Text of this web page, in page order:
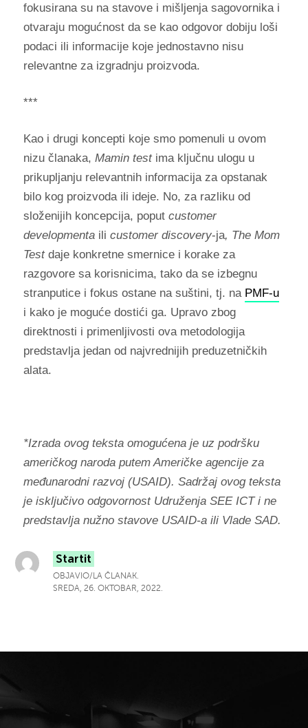
fokusirana su na stavove i mišljenja sagovornika i
otvaraju mogućnost da se kao odgovor dobiju loši
podaci ili informacije koje jednostavno nisu
relevantne za izgradnju proizvoda.
***
Kao i drugi koncepti koje smo pomenuli u ovom
nizu članaka, Mamin testima ključnu ulogu u
prikupljanju relevantnih informacija za opstanak
bilo kog proizvoda ili ideje. No, za razliku od
složenijih koncepcija, poput customer
developmentaili customer discovery-ja, The Mom
Testdaje konkretne smernice i korake za
razgovore sa korisnicima, tako da se izbegnu
stranputice i fokus ostane na suštini, tj. na PMF-u
i kako je moguće dostići ga. Upravo zbog
direktnosti i primenljivosti ova metodologija
predstavlja jedan od najvrednijih preduzetničkih
alata.
*Izrada ovog teksta omogućena je uz podršku
američkog naroda putem Američke agencije za
međunarodni razvoj (USAID). Sadržaj ovog teksta
je isključivo odgovornost Udruženja SEE ICT i ne
predstavlja nužno stavove USAID-a ili Vlade SAD.
Startit
OBJAVIO/LA ČLANAK.
SREDA, 26. OKTOBAR, 2022.